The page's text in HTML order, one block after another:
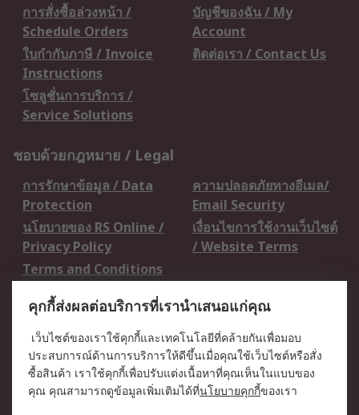
การสั่งซื้อล่วงหน้า /
Schedule Orders
บัญชีของฉัน / My
Account
ใบกำกับภาษี / Invoice
Instructions
ติดต่อเรา / Contact Us
โซลูชั่นการบริการ /
Service Solutions
ชอบด้วยกฎหมาย / Legal
การรักษาข้อมูล / Data
Protection
ความปลอดภัยทางอีเมล/
Email Security
นโยบายของ RS Online /
Privacy Policy
เงื่อนไขการใช้งานเว็บไซต์
/ Website Terms
Terms and Conditions
เกี่ยวกับ RS / About RS
RS ทั่วโลก / RS
Worldwide
ข่าวประชาสัมพันธ์ / Press
Centre
บริษัทในเครือ RS /
วิธีการชำระเงิน /
คุกกี้ส่งผลต่อบริการที่เรานำเสนอแก่คุณ
เว็บไซต์ของเราใช้คุกกี้และเทคโนโลยีที่คล้ายกันเพื่อมอบ
ประสบการณ์ด้านการบริการให้ดีขึ้นเมื่อคุณใช้เว็บไซต์หรือสั่ง
ซื้อสินค้า เราใช้คุกกี้เพื่อปรับแต่งเนื้อหาที่คุณเห็นในแบบของ
คุณ คุณสามารถดูข้อมูลเพิ่มเติมได้ที่นโยบายคุกกี้ของเรา